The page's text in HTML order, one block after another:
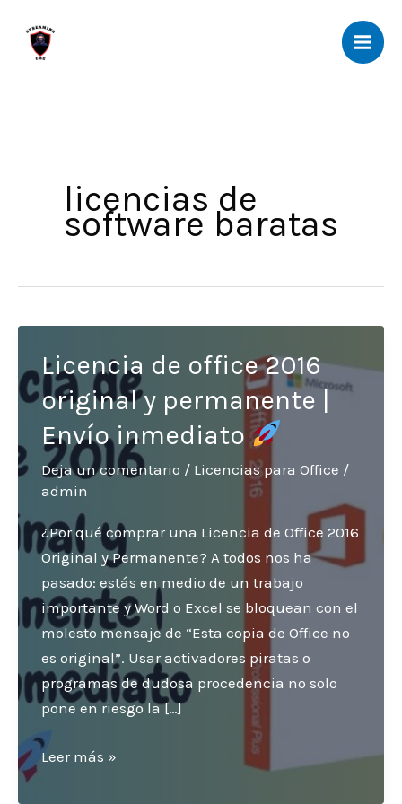
contenido
licencias de
software baratas
Licencia de office 2016
original y permanente |
Envío inmediato
Deja un comentario / Licencias para Office /
admin
¿Por qué comprar una Licencia de Office 2016
Original y Permanente? A todos nos ha
pasado: estás en medio de un trabajo
importante y Word o Excel se bloquean con el
molesto mensaje de “Esta copia de Office no
es original”. Usar activadores piratas o
programas de dudosa procedencia no solo
pone en riesgo la […]
Licencia
Leer más »